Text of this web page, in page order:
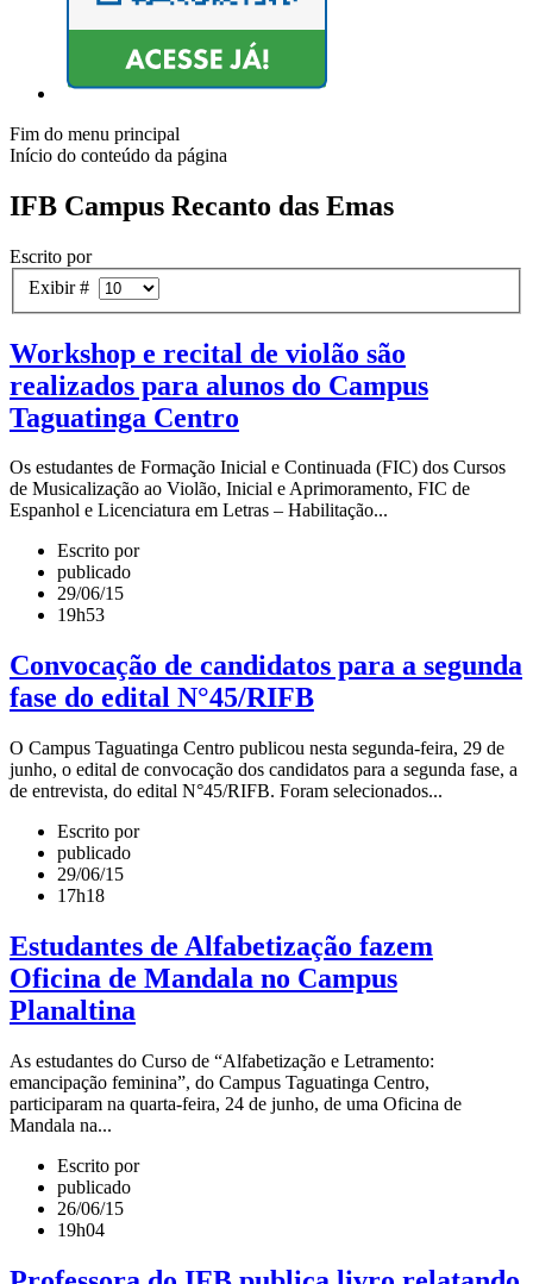
Fim do menu principal
Início do conteúdo da página
IFB Campus Recanto das Emas
Escrito por
Exibir #
Workshop e recital de violão são
realizados para alunos do Campus
Taguatinga Centro
Os estudantes de Formação Inicial e Continuada (FIC) dos Cursos
de Musicalização ao Violão, Inicial e Aprimoramento, FIC de
Espanhol e Licenciatura em Letras – Habilitação...
Escrito por
publicado
29/06/15
19h53
Convocação de candidatos para a segunda
fase do edital N°45/RIFB
O Campus Taguatinga Centro publicou nesta segunda-feira, 29 de
junho, o edital de convocação dos candidatos para a segunda fase, a
de entrevista, do edital N°45/RIFB. Foram selecionados...
Escrito por
publicado
29/06/15
17h18
Estudantes de Alfabetização fazem
Oficina de Mandala no Campus
Planaltina
As estudantes do Curso de “Alfabetização e Letramento:
emancipação feminina”, do Campus Taguatinga Centro,
participaram na quarta-feira, 24 de junho, de uma Oficina de
Mandala na...
Escrito por
publicado
26/06/15
19h04